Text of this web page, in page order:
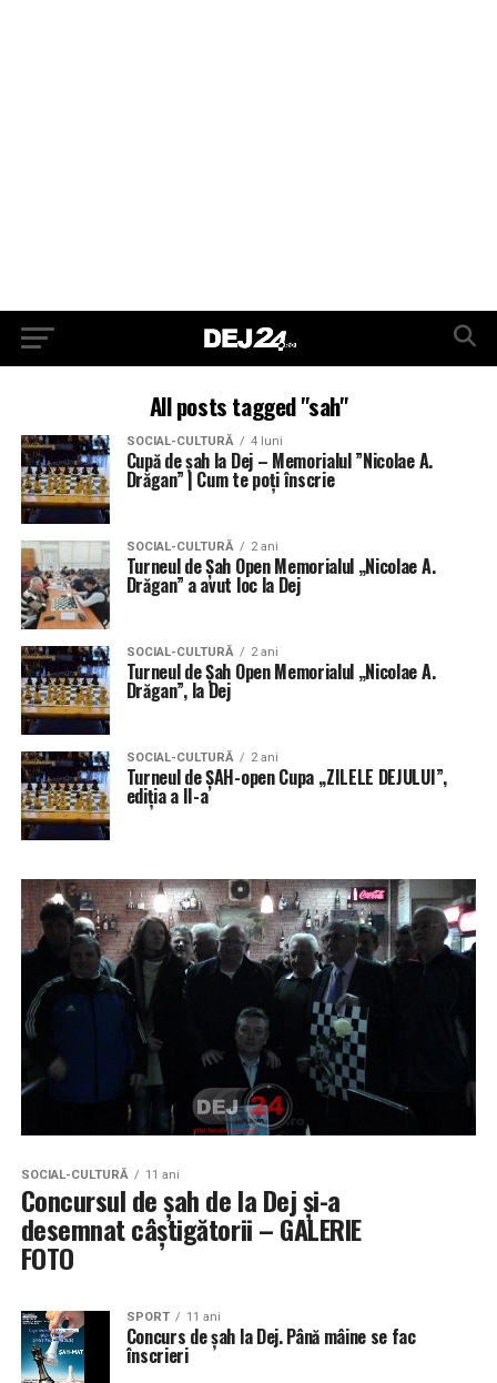
All posts tagged "sah"
SOCIAL-CULTURĂ 4 luni
Cupă de șah la Dej – Memorialul ”Nicolae A.
Drăgan” | Cum te poți înscrie
SOCIAL-CULTURĂ 2 ani
Turneul de Șah Open Memorialul „Nicolae A.
Drăgan” a avut loc la Dej
SOCIAL-CULTURĂ 2 ani
Turneul de Șah Open Memorialul „Nicolae A.
Drăgan”, la Dej
SOCIAL-CULTURĂ 2 ani
Turneul de ȘAH-open Cupa ,,ZILELE DEJULUI”,
ediția a II-a
SOCIAL-CULTURĂ 11 ani
Concursul de șah de la Dej și-a
desemnat câștigătorii – GALERIE
FOTO
SPORT 11 ani
Concurs de șah la Dej. Până mâine se fac
înscrieri